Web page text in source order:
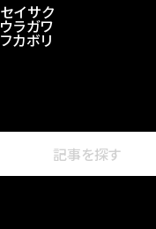
セイサク
ウラガワ
フカボリ